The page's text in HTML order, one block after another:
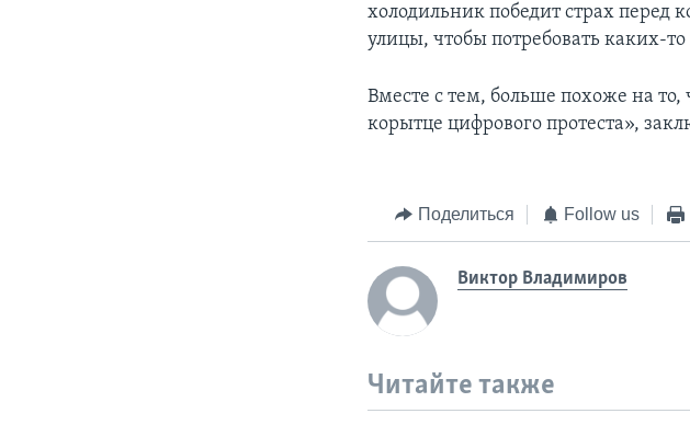
холодильник победит страх перед
улицы, чтобы потребовать каких-
Вместе с тем, больше похоже на то,
корытце цифрового протеста»,
Поделиться Follow us
Виктор Владимиров
Читайте также